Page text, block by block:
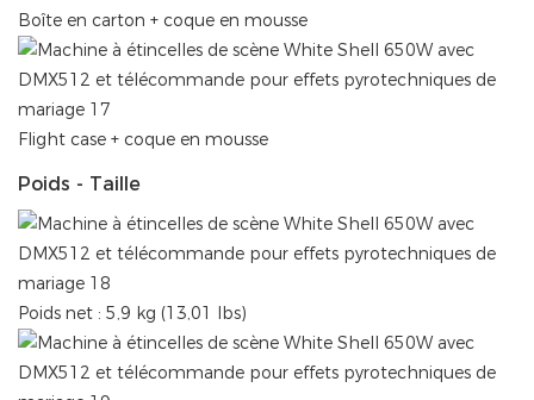
Boîte en carton + coque en mousse
Flight case + coque en mousse
Poids - Taille
Poids net : 5,9 kg (13,01 lbs)